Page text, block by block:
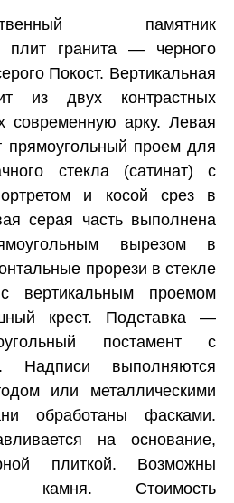
памятник
гранита — черного
Покост. Вертикальная
из двух контрастных
современную арку. Левая
прямоугольный проем для
стекла (сатинат) с
и косой срез в
серая часть выполнена
вырезом в
прорези в стекле
вертикальным проемом
крест. Подставка —
постамент с
Надписи выполняются
или металлическими
обработаны фасками.
на основание,
плиткой. Возможны
камня. Стоимость